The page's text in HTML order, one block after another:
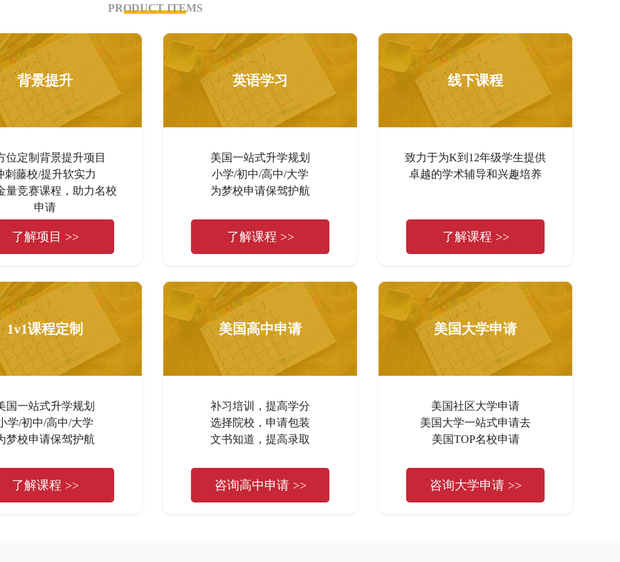
PRODUCT ITEMS
背景提升
位定制背景提升项目
刺藤校/提升软实力
量竞赛课程，助力名校
申请
了解项目 >>
英语学习
美国一站式升学规划
小学/初中/高中/大学
为梦校申请保驾护航
了解课程 >>
线下课程
致力于为K到12年级学生提供
卓越的学术辅导和兴趣培养
了解课程 >>
1v1课程定制
国一站式升学规划
学/初中/高中/大学
梦校申请保驾护航
了解课程 >>
美国高中申请
补习培训，提高学分
选择院校，申请包装
文书知道，提高录取
咨询高中申请 >>
美国大学申请
美国社区大学申请
美国大学一站式申请去
美国TOP名校申请
咨询大学申请 >>